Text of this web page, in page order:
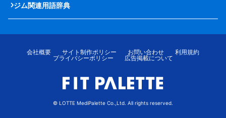
ジム関連用語辞典
会社概要 サイト制作ポリシー お問い合わせ
利用規約
プライバシーポリシー
広告掲載について
© LOTTE MediPalette Co.,Ltd. All rights reserved.